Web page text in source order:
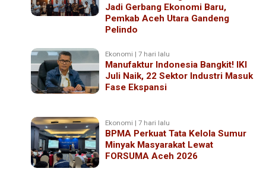
Jadi Gerbang Ekonomi Baru,
Pemkab Aceh Utara Gandeng
Pelindo
Ekonomi | 7 hari lalu
Manufaktur Indonesia Bangkit! IKI
Juli Naik, 22 Sektor Industri Masuk
Fase Ekspansi
Ekonomi | 7 hari lalu
BPMA Perkuat Tata Kelola Sumur
Minyak Masyarakat Lewat
FORSUMA Aceh 2026